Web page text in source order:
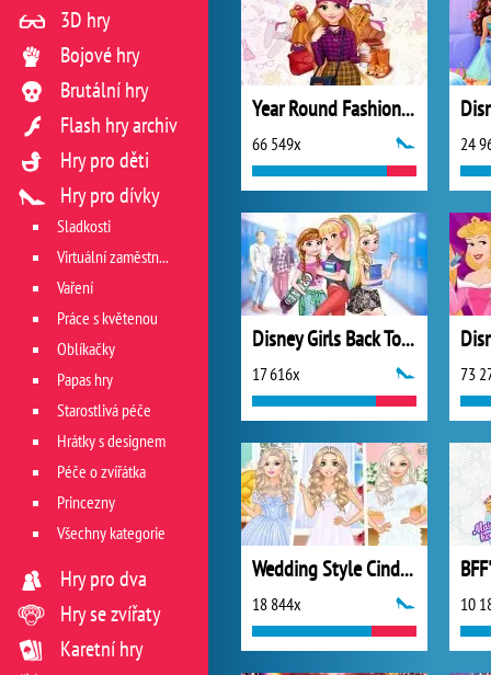
Year Round Fashionista: Rapunzel
66 549x 24
Disney Girls Back To School
17 616x 73
Wedding Style Cinderella vs Rapunzel vs Elsa
18 844x 10
3D hry
Bojové hry
Brutální hry
Flash hry archiv
Hry pro děti
Hry pro dívky
Sladkosti
Virtuální zaměstnání v restauraci
Vaření
Práce s květenou
Oblíkačky
Papas hry
Starostlivá péče
Hrátky s designem
Péče o zvířátka
Princezny
Všechny kategorie
Hry pro dva
Hry se zvířaty
Karetní hry